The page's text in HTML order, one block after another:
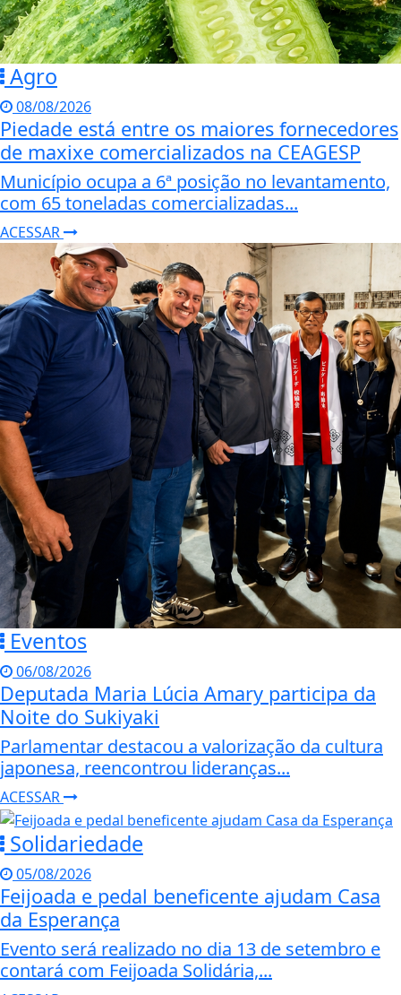
Agro
08/08/2026
Piedade está entre os maiores fornecedores
de maxixe comercializados na CEAGESP
Município ocupa a 6ª posição no levantamento,
com 65 toneladas comercializadas...
ACESSAR
Eventos
06/08/2026
Deputada Maria Lúcia Amary participa da
Noite do Sukiyaki
Parlamentar destacou a valorização da cultura
japonesa, reencontrou lideranças...
ACESSAR
Solidariedade
05/08/2026
Feijoada e pedal beneficente ajudam Casa
da Esperança
Evento será realizado no dia 13 de setembro e
contará com Feijoada Solidária,...